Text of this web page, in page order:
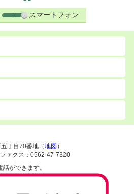
スマートフォン
丁目70番地（地図 ）
ァクス：0562-47-7320
ができます。